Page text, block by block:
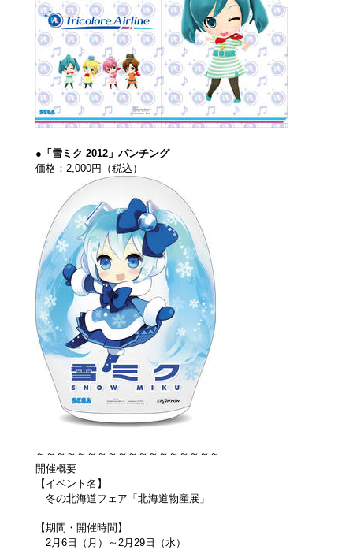
●「雪ミク 2012」パンチング
価格：2,000円（税込）
～～～～～～～～～～～～～～～～～～
開催概要
【イベント名】
冬の北海道フェア「北海道物産展」
【期間・開催時間】
2月6日（月）～2月29日（水）